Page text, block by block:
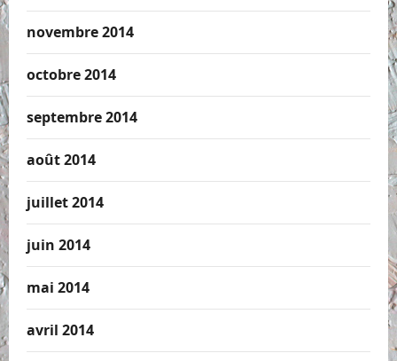
novembre 2014
octobre 2014
septembre 2014
août 2014
juillet 2014
juin 2014
mai 2014
avril 2014